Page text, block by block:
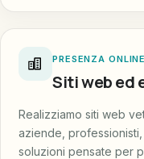
PRESENZA ONLINE
Siti web ed
Realizziamo siti web
aziende,
soluzioni pensate per